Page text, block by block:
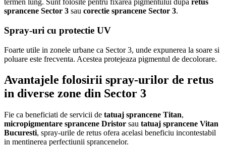
termen lung. Sunt folosite pentru fixarea pigmentului dupa retus
sprancene Sector 3 sau corectie sprancene Sector 3.
Spray-uri cu protectie UV
Foarte utile in zonele urbane ca Sector 3, unde expunerea la soare si
poluare este frecventa. Acestea protejeaza pigmentul de decolorare.
Avantajele folosirii spray-urilor de retus
in diverse zone din Sector 3
Fie ca beneficiati de servicii de tatuaj sprancene Titan,
micropigmentare sprancene Dristor sau tatuaj sprancene Vitan
Bucuresti, spray-urile de retus ofera acelasi beneficiu incontestabil
in mentinerea perfectiunii sprancenelor.